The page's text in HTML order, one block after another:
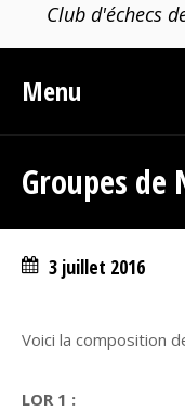
Club d'échecs
Menu
Groupes de
3 juillet 2016
Voici la composition
LOR 1 :